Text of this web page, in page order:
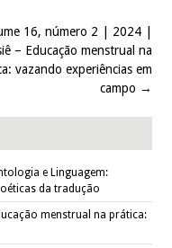
16, número 2 | 2024 |
– Educação menstrual na
vazando experiências em
campo →
e Linguagem:
da tradução
menstrual na prática: